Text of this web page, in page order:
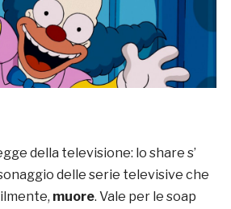
della televisione: lo share s’
delle serie televisive che
muore. Vale per le soap